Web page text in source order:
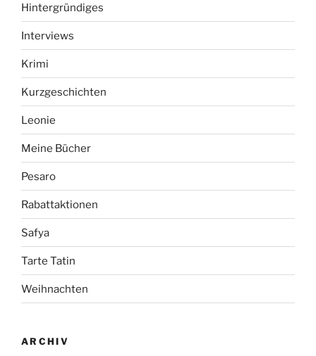
Hintergründiges
Interviews
Krimi
Kurzgeschichten
Leonie
Meine Bücher
Pesaro
Rabattaktionen
Safya
Tarte Tatin
Weihnachten
ARCHIV